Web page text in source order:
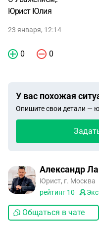
Юрист Юлия
23 января, 12:14
0 0
У вас похожая
Опишите свои детали —
Александр
Юрист, г. Москва
рейтинг 10
Общаться в чате